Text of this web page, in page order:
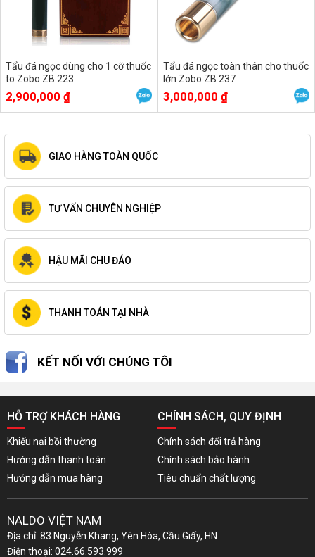
Tẩu đá ngọc dùng cho 1 cỡ thuốc
to Zobo ZB 223
2,900,000 ₫
Tẩu đá ngọc toàn thân cho thuốc
lớn Zobo ZB 237
3,000,000 ₫
GIAO HÀNG TOÀN QUỐC
TƯ VẤN CHUYÊN NGHIỆP
HẬU MÃI CHU ĐÁO
THANH TOÁN TẠI NHÀ
KẾT NỐI VỚI CHÚNG TÔI
HỖ TRỢ KHÁCH HÀNG
Khiếu nại bồi thường
Hướng dẫn thanh toán
Hướng dẫn mua hàng
CHÍNH SÁCH, QUY ĐỊNH
Chính sách đổi trả hàng
Chính sách bảo hành
Tiêu chuẩn chất lượng
NALDO VIỆT NAM
Địa chỉ: 83 Nguyễn Khang, Yên Hòa, Cầu Giấy, HN
Điện thoại: 024.66.593.999